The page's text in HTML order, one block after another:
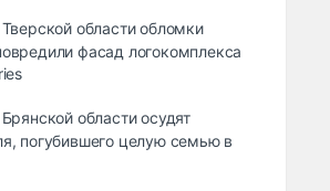
области обломки
фасад логокомплекса
области осудят
погубившего целую семью в